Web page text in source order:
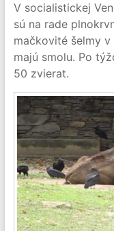
V socialistickej
sú na rade
mačkovité šelmy v
majú smolu. Po
50 zvierat.